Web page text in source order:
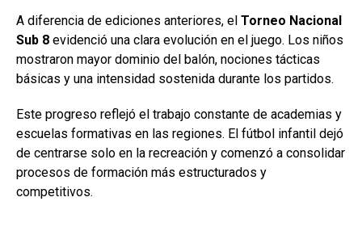
A diferencia de ediciones anteriores, el Torneo Nacional
Sub 8 evidenció una clara evolución en el juego. Los niños
mostraron mayor dominio del balón, nociones tácticas
básicas y una intensidad sostenida durante los partidos.
Este progreso reflejó el trabajo constante de academias y
escuelas formativas en las regiones. El fútbol infantil dejó
de centrarse solo en la recreación y comenzó a consolidar
procesos de formación más estructurados y
competitivos.